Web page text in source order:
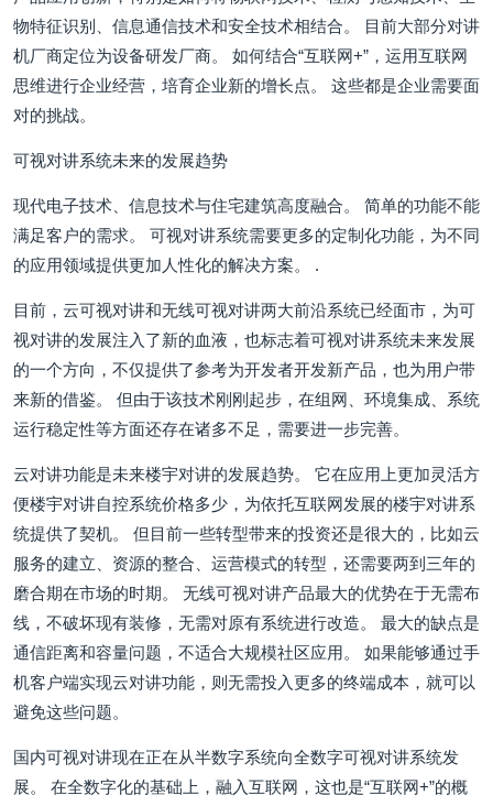
物特征识别、信息通信技术和安全技术相结合。 目前大部分对讲
机厂商定位为设备研发厂商。 如何结合“互联网+”，运用互联网
思维进行企业经营，培育企业新的增长点。 这些都是企业需要面
对的挑战。
可视对讲系统未来的发展趋势
现代电子技术、信息技术与住宅建筑高度融合。 简单的功能不能
满足客户的需求。 可视对讲系统需要更多的定制化功能，为不同
的应用领域提供更加人性化的解决方案。 .
目前，云可视对讲和无线可视对讲两大前沿系统已经面市，为可
视对讲的发展注入了新的血液，也标志着可视对讲系统未来发展
的一个方向，不仅提供了参考为开发者开发新产品，也为用户带
来新的借鉴。 但由于该技术刚刚起步，在组网、环境集成、系统
运行稳定性等方面还存在诸多不足，需要进一步完善。
云对讲功能是未来楼宇对讲的发展趋势。 它在应用上更加灵活方
便楼宇对讲自控系统价格多少，为依托互联网发展的楼宇对讲系
统提供了契机。 但目前一些转型带来的投资还是很大的，比如云
服务的建立、资源的整合、运营模式的转型，还需要两到三年的
磨合期在市场的时期。 无线可视对讲产品最大的优势在于无需布
线，不破坏现有装修，无需对原有系统进行改造。 最大的缺点是
通信距离和容量问题，不适合大规模社区应用。 如果能够通过手
机客户端实现云对讲功能，则无需投入更多的终端成本，就可以
避免这些问题。
国内可视对讲现在正在从半数字系统向全数字可视对讲系统发
展。 在全数字化的基础上，融入互联网，这也是“互联网+”的概